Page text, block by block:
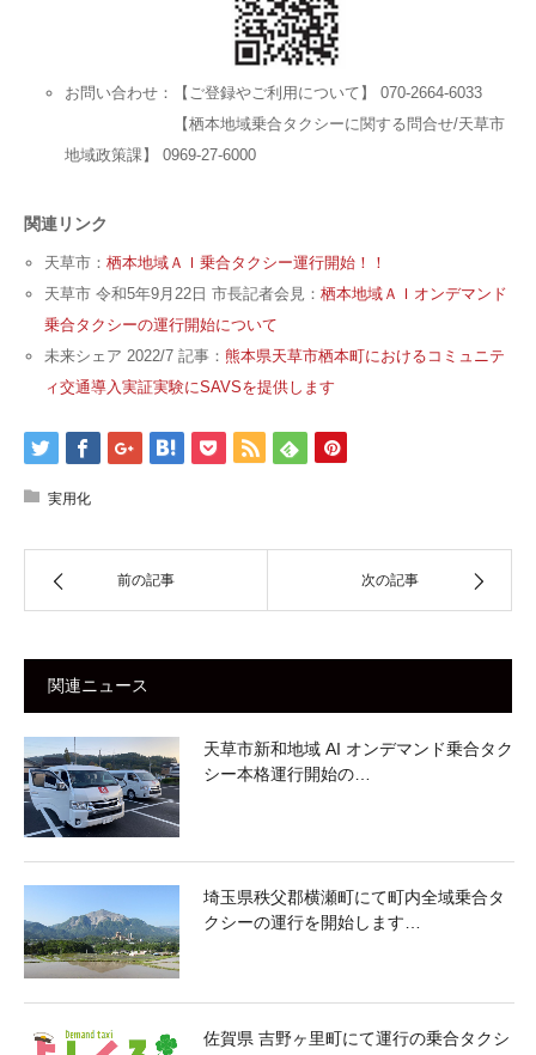
お問い合わせ：【ご登録やご利用について】 070-2664-6033
【栖本地域乗合タクシーに関する問合せ/天草市
地域政策課】 0969-27-6000
関連リンク
天草市： 栖本地域ＡＩ乗合タクシー運行開始！！
天草市 令和5年9月22日 市長記者会見： 栖本地域ＡＩオンデマンド
乗合タクシーの運行開始について
未来シェア 2022/7 記事： 熊本県天草市栖本町におけるコミュニテ
ィ交通導入実証実験にSAVSを提供します
実用化
前の記事 次の記事
関連ニュース
天草市新和地域 AI オンデマンド乗合タク
シー本格運行開始の…
埼玉県秩父郡横瀬町にて町内全域乗合タ
クシーの運行を開始します…
佐賀県 吉野ヶ里町にて運行の乗合タクシ